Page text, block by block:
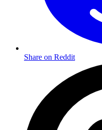
Share on Reddit